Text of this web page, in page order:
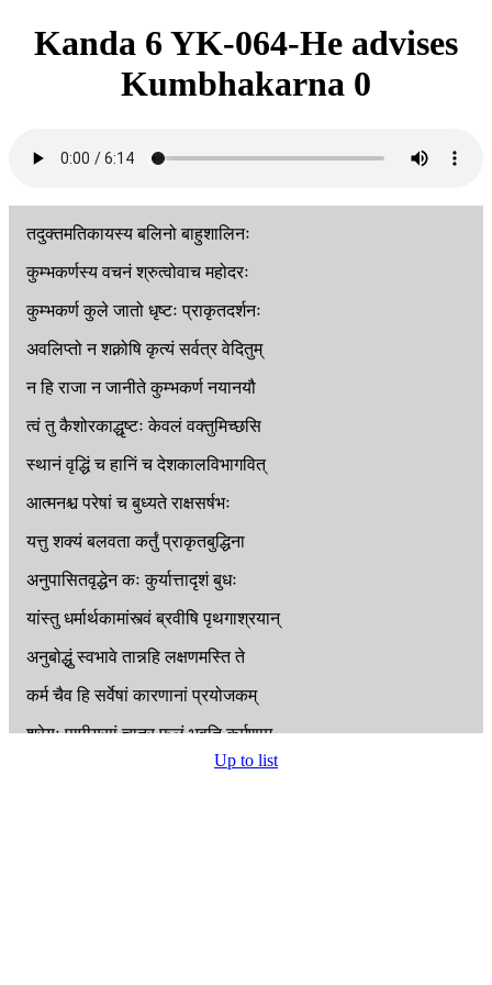
Kanda 6 YK-064-He advises
Kumbhakarna 0
तदुक्तमतिकायस्य बलिनो बाहुशालिनः
कुम्भकर्णस्य वचनं श्रुत्वोवाच महोदरः
कुम्भकर्ण कुले जातो धृष्टः प्राकृतदर्शनः
अवलिप्तो न शक्नोषि कृत्यं सर्वत्र वेदितुम्
न हि राजा न जानीते कुम्भकर्ण नयानयौ
त्वं तु कैशोरकाद्धृष्टः केवलं वक्तुमिच्छसि
स्थानं वृद्धिं च हानिं च देशकालविभागवित्
आत्मनश्च परेषां च बुध्यते राक्षसर्षभः
यत्तु शक्यं बलवता कर्तुं प्राकृतबुद्धिना
अनुपासितवृद्धेन कः कुर्यात्तादृशं बुधः
यांस्तु धर्मार्थकामांस्त्वं ब्रवीषि पृथगाश्रयान्
अनुबोद्धुं स्वभावे तान्नहि लक्षणमस्ति ते
कर्म चैव हि सर्वेषां कारणानां प्रयोजकम्
श्रेयः पापीयसां चात्र फलं भवति कर्मणाम्
धर्मार्थावितरावपि
Up to list